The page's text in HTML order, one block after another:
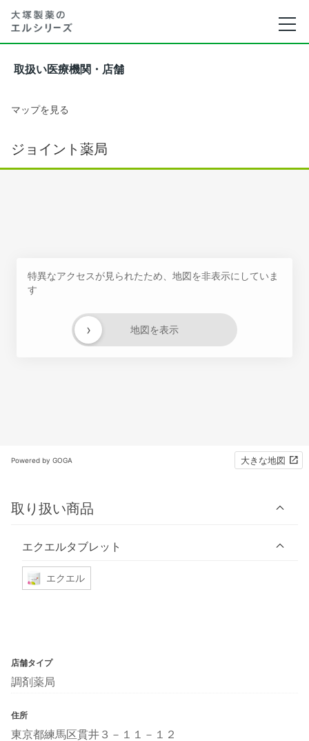
取扱い医療機関・店舗
マップを見る
ジョイント薬局
特異なアクセスが見られたため、地図を非表示にしていま
す
地図を表示
›
Powered by GOGA 大きな地図
取り扱い商品
エクエルタブレット
エクエル
店舗タイプ
調剤薬局
住所
東京都練馬区貫井３－１１－１２